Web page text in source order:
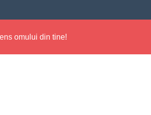
omului din tine!